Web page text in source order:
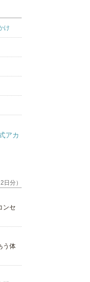
け
分）
ンセ
う体